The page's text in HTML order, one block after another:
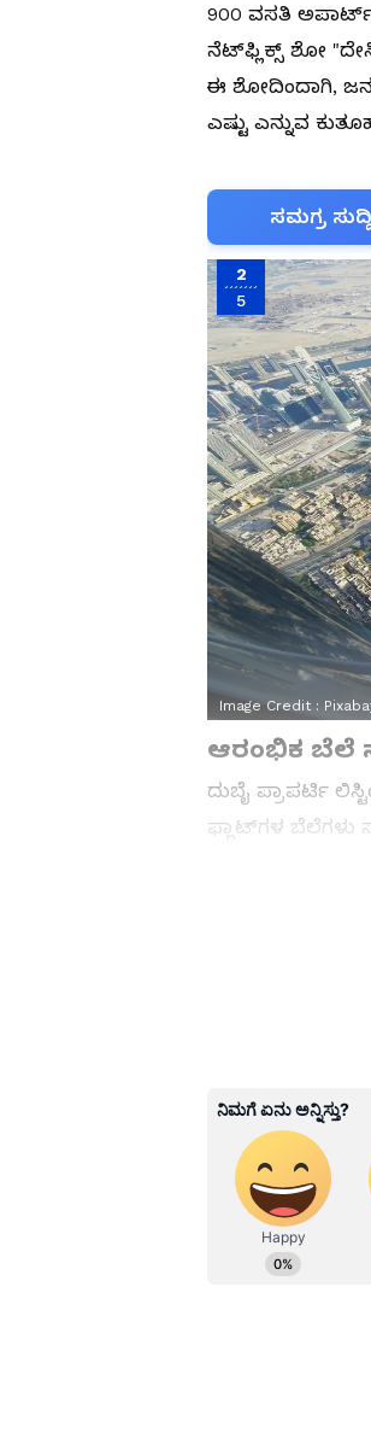
900 ವಸತಿ
ನೆಟ್‌ಫ್ಲಿಕ್ಸ್ ಶೋ
ಈ ಶೋದಿಂದಾಗಿ,
ಎಷ್ಟು ಎನ್ನುವ
ಸಮಗ್ರ
2
5
Image Credit :
ಆರಂಭಿಕ ಬೆಲೆ
ದುಬೈ ಪ್ರಾಪರ್ಟಿ
ಫ್ಲಾಟ್‌ಗಳ ಬೆಲೆಗಳು